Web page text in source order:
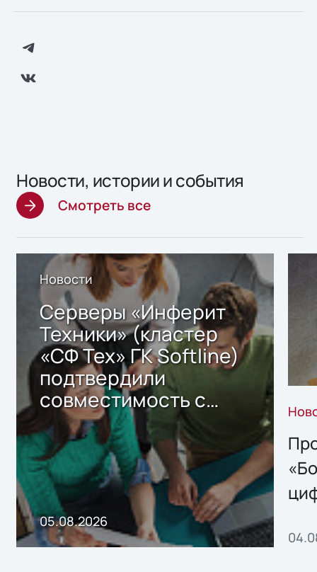
Новости, истории и события
Смотреть все
Новости
Серверы «Инферит
Техники» (кластер
«СФ Тех» ГК Softline)
подтвердили
совместимость с
решением Sharx
Storage 2.x для
хранения данных
05.08.2026